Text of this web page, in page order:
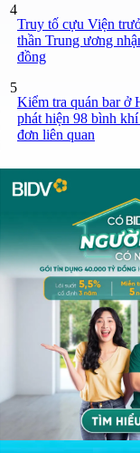
4
Truy tố cựu Viện
thần Trung ương
đồng
5
Kiểm tra quán bar ở
phát hiện 98 bình
đơn liên quan